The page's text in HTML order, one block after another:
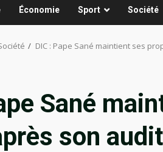
Économie Sport Société
DIC : Pape Sané maintient ses
Sané
son